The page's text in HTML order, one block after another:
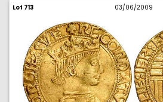
Lot 713 03/06/2009